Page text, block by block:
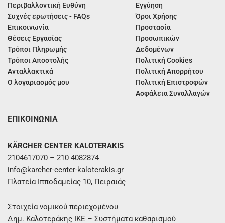
Περιβαλλοντική Ευθύνη
Συχνές ερωτήσεις - FAQs
Επικοινωνία
Θέσεις Εργασίας
Τρόποι Πληρωμής
Τρόποι Αποστολής
Ανταλλακτικά
Ο λογαριασμός μου
Εγγύηση
Όροι Χρήσης
Προστασία
Προσωπικών
Δεδομένων
Πολιτική Cookies
Πολιτική Απορρήτου
Πολιτική Επιστροφών
Ασφάλεια Συναλλαγών
ΕΠΙΚΟΙΝΩΝΙΑ
KÄRCHER CENTER KALOTERAKIS
2104617070 – 210 4082874
info@karcher-center-kaloterakis.gr
Πλατεία Ιπποδαμείας 10, Πειραιάς
Στοιχεία νομικού περιεχομένου
Δημ. Καλοτεράκης ΙΚΕ – Συστήματα καθαρισμού